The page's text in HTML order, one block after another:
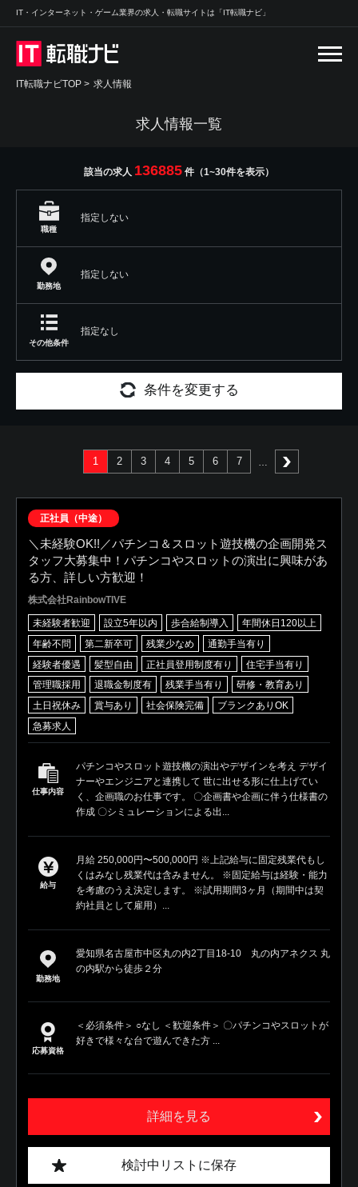
IT・インターネット・ゲーム業界の求人・転職サイトは「IT転職ナビ」
IT転職ナビTOP > 求人情報
求人情報一覧
該当の求人 136885 件（1~30件を表示）
職種
指定しない
勤務地
指定しない
その他条件
指定なし
条件を変更する
1 2 3 4 5 6 7
正社員（中途）
＼未経験OK!!／パチンコ＆スロット遊技機の企画開発ス
タッフ大募集中！パチンコやスロットの演出に興味があ
る方、詳しい方歓迎！
株式会社RainbowTIVE
未経験者歓迎 設立5年以内 歩合給制導入
年間休日120以上
年齢不問
第二新卒可 残業少なめ
通勤手当有り
経験者優遇
髪型自由 正社員登用制度有り
住宅手当有り
管理職採用
退職金制度有 残業手当有り
研修・教育あり
土日祝休み
賞与あり 社会保険完備
ブランクありOK
急募求人
仕事内容
パチンコやスロット遊技機の演出やデザインを考え デザイ
ナーやエンジニアと連携して 世に出せる形に仕上げてい
く、企画職のお仕事です。 〇企画書や企画に伴う仕様書の
作成 〇シミュレーションによる出...
給与
月給 250,000円〜500,000円 ※上記給与に固定残業代もし
くはみなし残業代は含みません。 ※固定給与は経験・能力
を考慮のうえ決定します。 ※試用期間3ヶ月（期間中は契
約社員として雇用）...
勤務地
愛知県名古屋市中区丸の内2丁目18-10 丸の内アネクス 丸
の内駅から徒歩２分
応募資格
＜必須条件＞ ○なし ＜歓迎条件＞ 〇パチンコやスロットが
好きで様々な台で遊んできた方 ...
詳細を見る
検討中リストに保存